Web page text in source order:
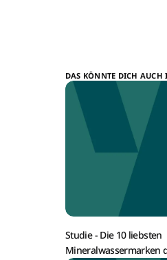
DAS KÖNNTE DICH AUCH
Studie - Die 10 liebsten
Mineralwassermarken